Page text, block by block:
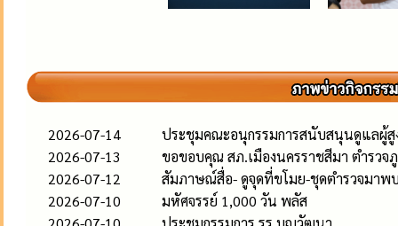
2026-07-14
ประชุมคณะอนุกรรมการสนับสนุนดูแลผู้สู
2026-07-13
ขอขอบคุณ สภ.เมืองนครราชสีมา ตำรวจ
2026-07-12
สัมภาษณ์สื่อ- ดูจุดที่ขโมย-ชุดตำรวจมาพ
2026-07-10
มหัศจรรย์ 1,000 วัน พลัส